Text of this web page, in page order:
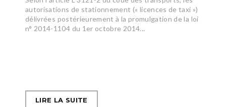
autorisations de stationnement (« licences de taxi »)
délivrées postérieurement à la promulgation de la loi
n° 2014-1104 du 1er octobre 2014...
LIRE LA SUITE